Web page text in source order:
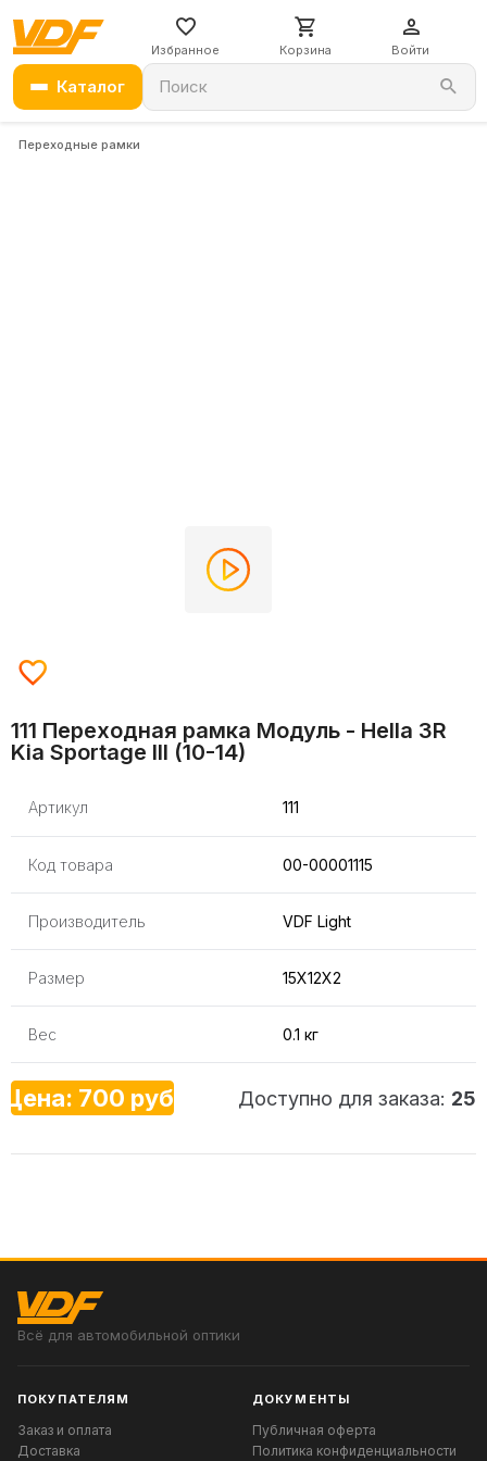
Избранное Корзина Войти
Каталог Поиск
Переходные рамки
111 Переходная рамка Модуль - Hella 3R
Kia Sportage III (10-14)
Артикул 111
Код товара 00-00001115
Производитель VDF Light
Размер 15X12X2
Вес 0.1 кг
Цена: 700 руб. Доступно для заказа: 25
Всё для автомобильной оптики
ПОКУПАТЕЛЯМ
Заказ и оплата
Доставка
ДОКУМЕНТЫ
Публичная оферта
Политика конфиденциальности